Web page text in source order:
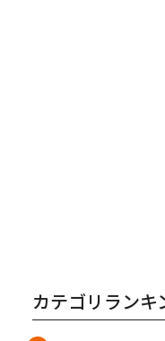
夫婦
カテゴリランキ